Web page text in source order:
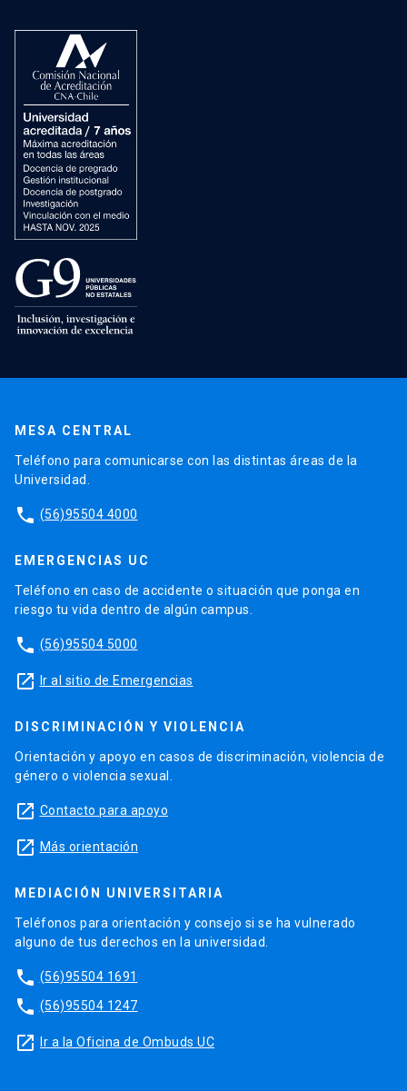
MESA CENTRAL
Teléfono para comunicarse con las distintas áreas de la
Universidad.
phone (56)95504 4000
EMERGENCIAS UC
Teléfono en caso de accidente o situación que ponga en
riesgo tu vida dentro de algún campus.
phone (56)95504 5000
launch Ir al sitio de Emergencias
DISCRIMINACIÓN Y VIOLENCIA
Orientación y apoyo en casos de discriminación, violencia de
género o violencia sexual.
launch Contacto para apoyo
launch Más orientación
MEDIACIÓN UNIVERSITARIA
Teléfonos para orientación y consejo si se ha vulnerado
alguno de tus derechos en la universidad.
phone (56)95504 1691
phone (56)95504 1247
launch Ir a la Oficina de Ombuds UC